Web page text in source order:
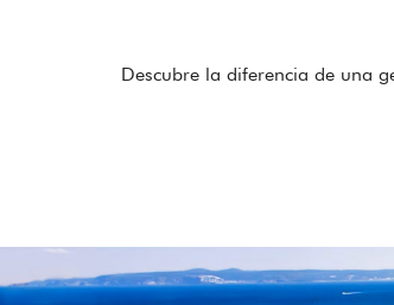
Descubre la diferencia de una